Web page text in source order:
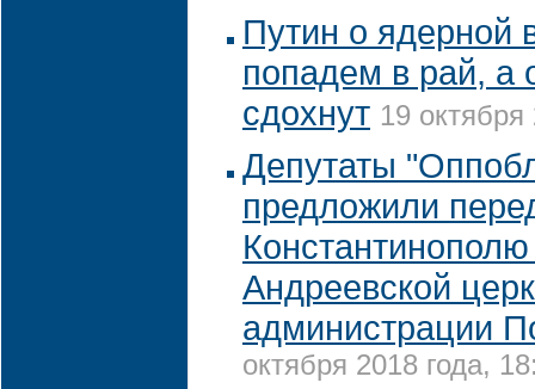
Путин о ядерной
попадем в рай, а
сдохнут 19
Депутаты
предложили
Андреевской
администрации
октября 2018 года,